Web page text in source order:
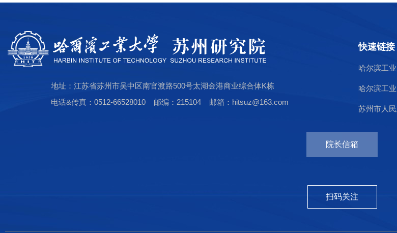
地址：江苏省苏州市吴中区南官渡路500号太湖金港商业综合体K栋
电话&传真：0512-66528010 邮编：215104 邮箱：hitsuz@163.com
快速链接
哈尔滨工
哈尔滨工业
苏州市人
院长信箱
扫码关注